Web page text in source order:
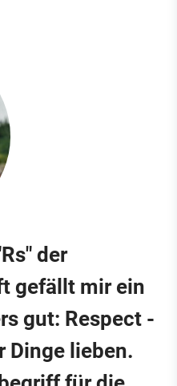
der
gefällt mir ein
gut: Respect -
Dinge lieben.